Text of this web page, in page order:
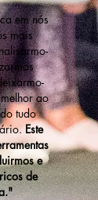
em nós
mais
ao
tudo
Este
e
de